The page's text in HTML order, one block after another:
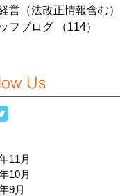
営（法改正情報含む）
フブログ
（114）
Us
11月
10月
9月